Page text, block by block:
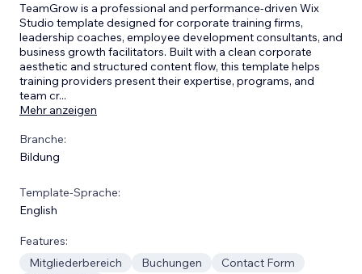
TeamGrow is a professional and performance-driven Wix
Studio template designed for corporate training firms,
leadership coaches, employee development consultants, and
business growth facilitators. Built with a clean corporate
aesthetic and structured content flow, this template helps
training providers present their expertise, programs, and
team cr...
Mehr anzeigen
Branche:
Bildung
Template-Sprache:
English
Features:
Mitgliederbereich
Buchungen
Contact Form